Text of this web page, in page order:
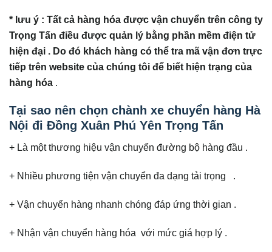
* lưu ý : Tất cả hàng hóa được vận chuyển trên công ty
Trọng Tấn điều được quản lý bằng phần mềm điện tử
hiện đại . Do đó khách hàng có thể tra mã vận đơn trực
tiếp trên website của chúng tôi để biết hiện trạng của
hàng hóa .
Tại sao nên chọn chành xe chuyển hàng Hà
Nội đi Đồng Xuân Phú Yên Trọng Tấn
+ Là một thương hiệu vận chuyển đường bộ hàng đầu .
+ Nhiều phương tiện vận chuyển đa dạng tải trọng .
+ Vận chuyển hàng nhanh chóng đáp ứng thời gian .
+ Nhận vận chuyển hàng hóa với mức giá hợp lý .